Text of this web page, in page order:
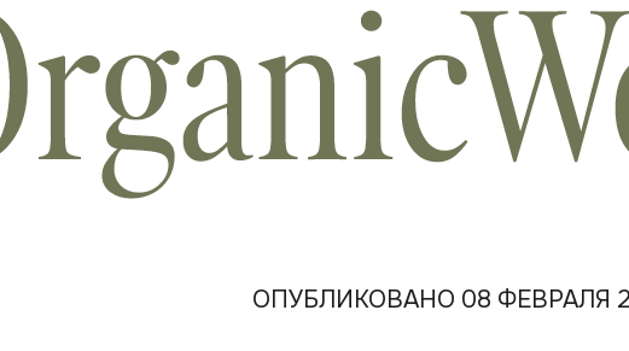
ОПУБЛИКОВАНО 08 ФЕВРАЛЯ